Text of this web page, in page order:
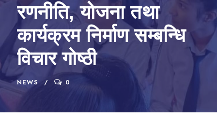
रणनीति, योजना तथा
कार्यक्रम निर्माण सम्बन्धि
विचार गोष्‍ठी
NEWS 0